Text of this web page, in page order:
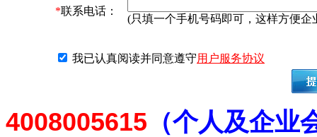
*联系电话：
(只填一个手机号码即可，这样方便企
我已认真阅读并同意遵守用户服务协议
4008005615 （个人及企